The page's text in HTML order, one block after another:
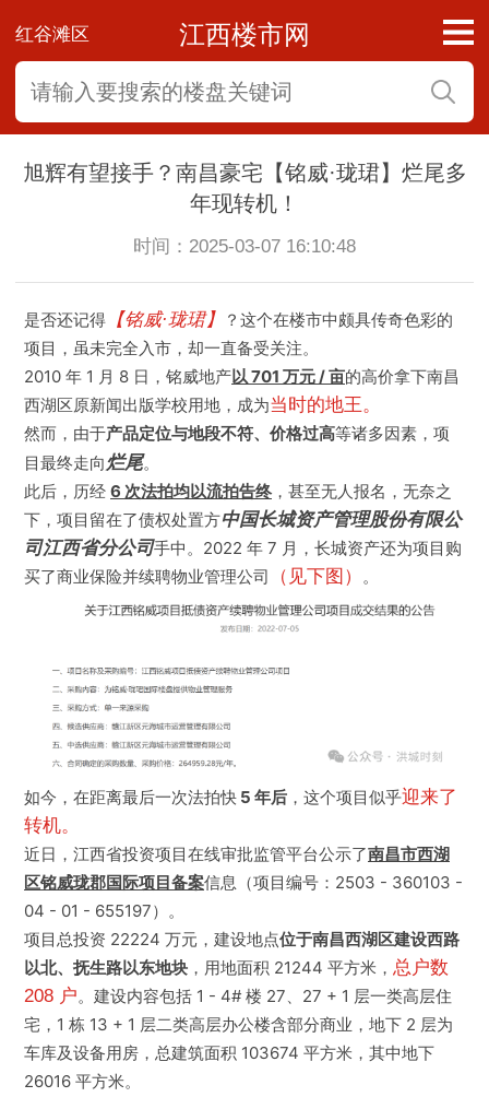
红谷滩区 江西楼市网
旭辉有望接手？南昌豪宅【铭威·珑珺】烂尾多
年现转机！
时间：2025-03-07 16:10:48
是否还记得 【铭威·珑珺】 ？这个在楼市中颇具传奇色彩的
项目，虽未完全入市，却一直备受关注。
2010 年 1 月 8 日，铭威地产以 701 万元 / 亩的高价拿下南昌
西湖区原新闻出版学校用地，成为当时的地王。
然而，由于产品定位与地段不符、价格过高等诸多因素，项
目最终走向烂尾。
此后，历经 6 次法拍均以流拍告终，甚至无人报名，无奈之
下，项目留在了债权处置方中国长城资产管理股份有限公
司江西省分公司手中。2022 年 7 月，长城资产还为项目购
买了商业保险并续聘物业管理公司
（见下图） 。
如今，在距离最后一次法拍快 5 年后 ，这个项目似乎迎来了
转机。
近日，江西省投资项目在线审批监管平台公示了南昌市西湖
区铭威珑郡国际项目备案信息（项目编号：2503 - 360103 -
04 - 01 - 655197）。
项目总投资 22224 万元，建设地点位于南昌西湖区建设西路
以北、抚生路以东地块 ，用地面积 21244 平方米， 总户数
208 户。建设内容包括 1 - 4# 楼 27、27 + 1 层一类高层住
宅，1 栋 13 + 1 层二类高层办公楼含部分商业，地下 2 层为
车库及设备用房，总建筑面积 103674 平方米，其中地下
26016 平方米。
东湖区